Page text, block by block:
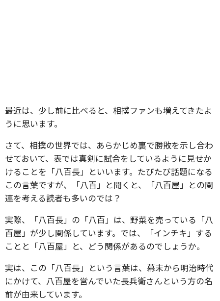
最近は、少し前に比べると、相撲ファンも増えてきたよ
うに思います。
さて、相撲の世界では、あらかじめ裏で勝敗を示し合わ
せておいて、表では真剣に試合をしているように見せか
けることを「八百長」といいます。たびたび話題になる
この言葉ですが、「八百」と聞くと、「八百屋」との関
連を考える読者も多いのでは？
実際、「八百長」の「八百」は、野菜を売っている「八
百屋」が少し関係しています。では、「インチキ」する
ことと「八百屋」と、どう関係があるのでしょうか。
実は、この「八百長」という言葉は、幕末から明治時代
にかけて、八百屋を営んでいた長兵衛さんという方の名
前が由来しています。